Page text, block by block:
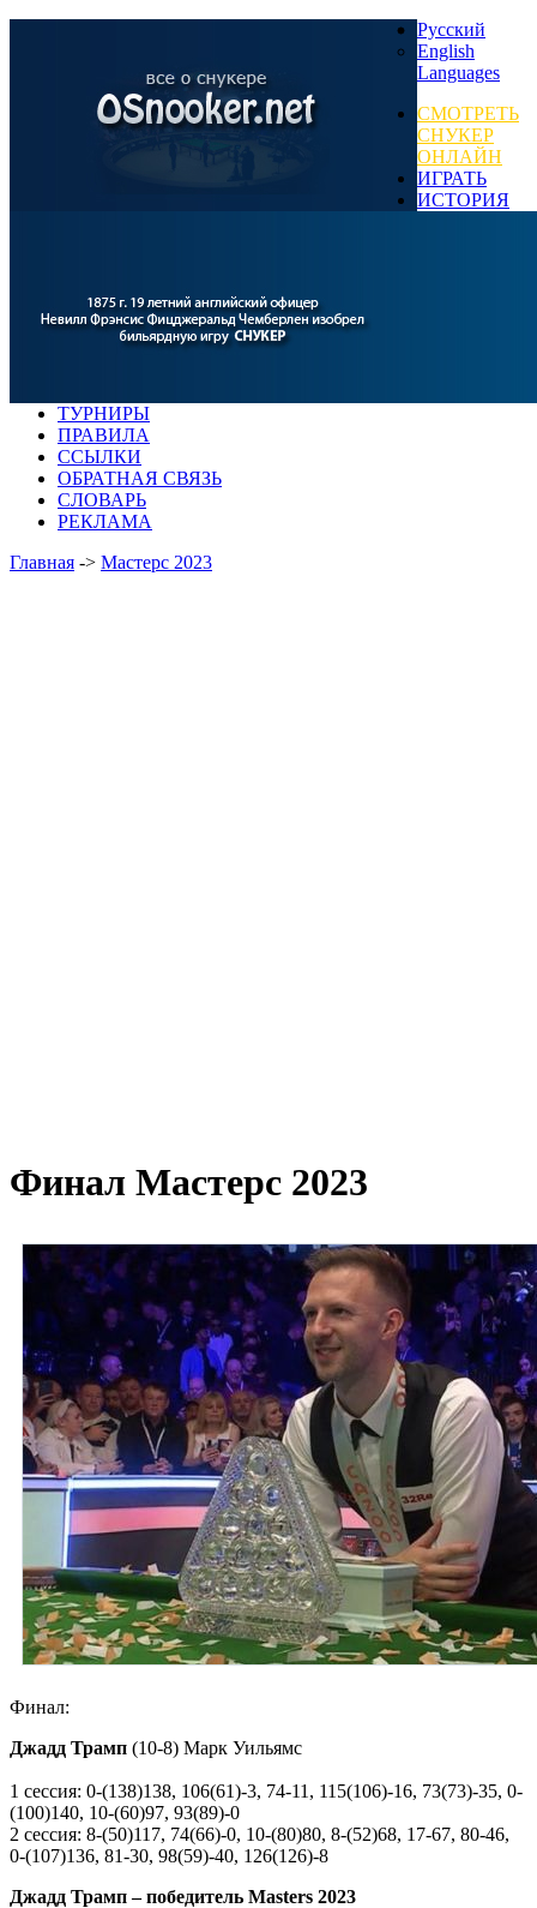
Русский
English
Languages
СМОТРЕТЬ
СНУКЕР
ОНЛАЙН
ИГРАТЬ
ИСТОРИЯ
ТУРНИРЫ
ПРАВИЛА
ССЫЛКИ
ОБРАТНАЯ СВЯЗЬ
СЛОВАРЬ
РЕКЛАМА
Главная -> Мастерс 2023
Финал Мастерс 2023
Финал:
Джадд Трамп (10-8) Марк Уильямс
1 сессия: 0-(138)138, 106(61)-3, 74-11, 115(106)-16, 73(73)-35, 0-
(100)140, 10-(60)97, 93(89)-0
2 сессия: 8-(50)117, 74(66)-0, 10-(80)80, 8-(52)68, 17-67, 80-46,
0-(107)136, 81-30, 98(59)-40, 126(126)-8
Джадд Трамп – победитель Masters 2023